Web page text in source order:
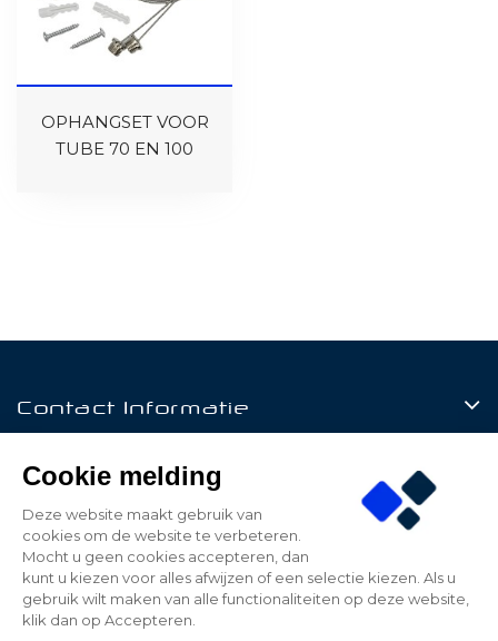
OPHANGSET VOOR
TUBE 70 EN 100
Contact Informatie
Mijn Account
Cookie melding
Deze website maakt gebruik van
cookies om de website te verbeteren.
Mocht u geen cookies accepteren, dan
kunt u kiezen voor alles afwijzen of een selectie kiezen. Als u
gebruik wilt maken van alle functionaliteiten op deze website,
klik dan op Accepteren.